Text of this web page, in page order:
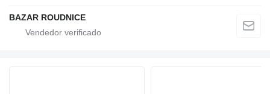
BAZAR ROUDNICE